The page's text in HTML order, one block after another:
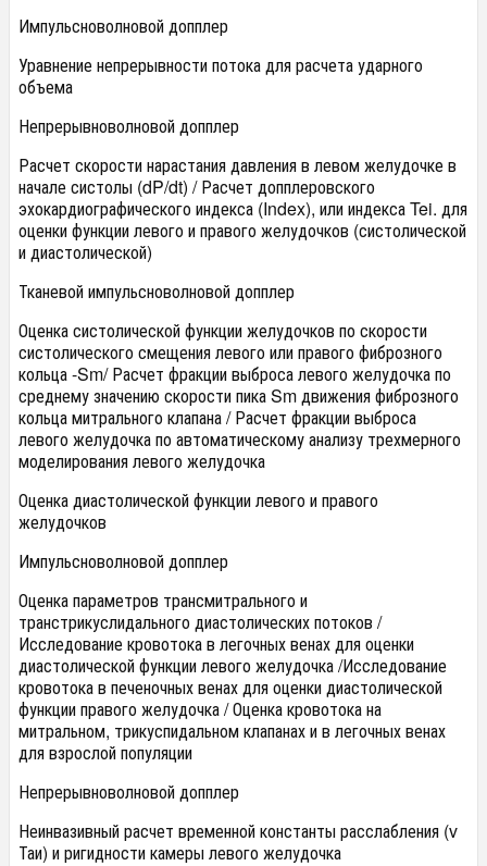
Импульсноволновой допплер
Уравнение непрерывности потока для расчета ударного
объема
Непрерывноволновой допплер
Расчет скорости нарастания давления в левом желудочке в
начале систолы (dP/dt) / Расчет допплеровского
эхокардиографического индекса (Index), или индекса Tei. для
оценки функции левого и правого желудочков (систолической
и диастолической)
Тканевой импульсноволновой допплер
Оценка систолической функции желудочков по скорости
систолического смещения левого или правого фиброзного
кольца -Sm/ Расчет фракции выброса левого желудочка по
среднему значению скорости пика Sm движения фиброзного
кольца митрального клапана / Расчет фракции выброса
левого желудочка по автоматическому анализу трехмерного
моделирования левого желудочка
Оценка диастолической функции левого и правого
желудочков
Импульсноволновой допплер
Оценка параметров трансмитрального и
транстрикуслидального диастолических потоков /
Исследование кровотока в легочных венах для оценки
диастолической функции левого желудочка /Исследование
кровотока в печеночных венах для оценки диастолической
функции правого желудочка / Оценка кровотока на
митральном, трикуспидальном клапанах и в легочных венах
для взрослой популяции
Непрерывноволновой допплер
Неинвазивный расчет временной константы расслабления (v
Таи) и ригидности камеры левого желудочка